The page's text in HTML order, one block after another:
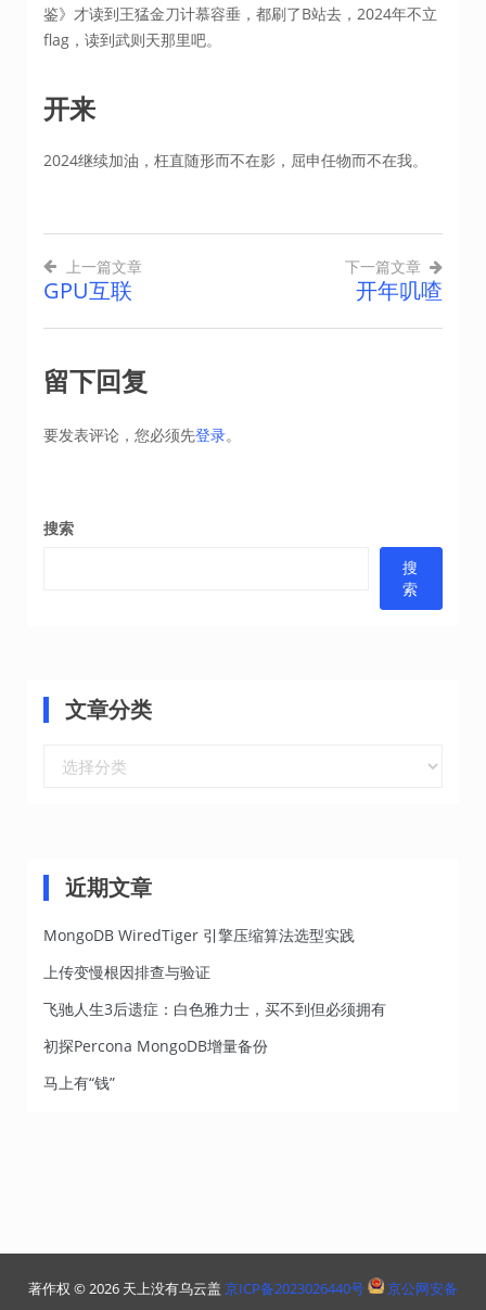
鉴》才读到王猛金刀计慕容垂，都刷了B站去，2024年不立
flag，读到武则天那里吧。
开来
2024继续加油，枉直随形而不在影，屈申任物而不在我。
文
导
航
上一篇文章
GPU互联
下一篇文章
开年叽喳
留下回复
要发表评论，您必须先登录。
搜索
搜
索
文章分类
近期文章
MongoDB WiredTiger 引擎压缩算法选型实践
上传变慢根因排查与验证
飞驰人生3后遗症：白色雅力士，买不到但必须拥有
初探Percona MongoDB增量备份
马上有“钱”
著作权 © 2026 天上没有乌云盖 京ICP备2023026440号
京公网安备